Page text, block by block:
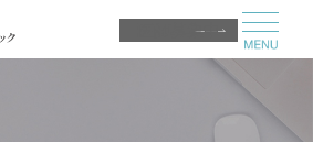
医師募集中